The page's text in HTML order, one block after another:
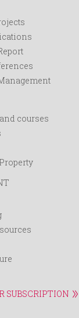
courses
SUBSCRIPTION